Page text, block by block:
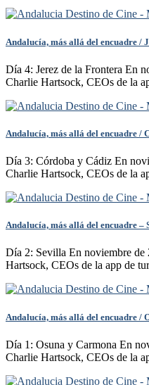
Andalucía, más allá del encuadre /
Día 4: Jerez de la Frontera En
Charlie Hartsock, CEOs de la
Andalucía, más allá del encuadre /
Día 3: Córdoba y Cádiz En
Charlie Hartsock, CEOs de la
Andalucía, más allá del encuadre –
Día 2: Sevilla En noviembre
Hartsock, CEOs de la app de
Andalucía, más allá del encuadre /
Día 1: Osuna y Carmona En
Charlie Hartsock, CEOs de la